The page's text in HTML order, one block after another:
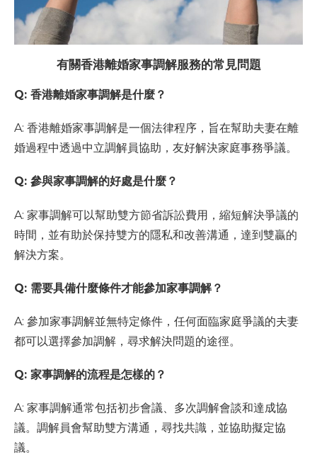
有關香港離婚家事調解服務的常見問題
Q: 香港離婚家事調解是什麼？
A: 香港離婚家事調解是一個法律程序，旨在幫助夫妻在離
婚過程中透過中立調解員協助，友好解決家庭事務爭議。
Q: 參與家事調解的好處是什麼？
A: 家事調解可以幫助雙方節省訴訟費用，縮短解決爭議的
時間，並有助於保持雙方的隱私和改善溝通，達到雙贏的
解決方案。
Q: 需要具備什麼條件才能參加家事調解？
A: 參加家事調解並無特定條件，任何面臨家庭爭議的夫妻
都可以選擇參加調解，尋求解決問題的途徑。
Q: 家事調解的流程是怎樣的？
A: 家事調解通常包括初步會議、多次調解會談和達成協
議。調解員會幫助雙方溝通，尋找共識，並協助擬定協
議。